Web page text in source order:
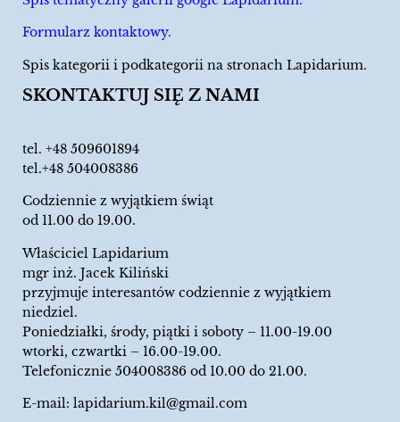
Formularz kontaktowy.
Spis kategorii i podkategorii na stronach Lapidarium.
SKONTAKTUJ SIĘ Z NAMI
tel. +48 509601894
tel.+48 504008386
Codziennie z wyjątkiem świąt
od 11.00 do 19.00.
Właściciel Lapidarium
mgr inż. Jacek Kiliński
przyjmuje interesantów codziennie z wyjątkiem
niedziel.
Poniedziałki, środy, piątki i soboty – 11.00-19.00
wtorki, czwartki – 16.00-19.00.
Telefonicznie 504008386 od 10.00 do 21.00.
E-mail: lapidarium.kil@gmail.com